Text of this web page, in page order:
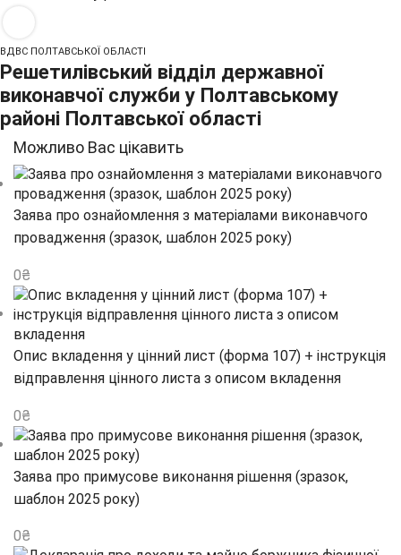
ВДВС ПОЛТАВСЬКОЇ ОБЛАСТІ
Решетилівський відділ державної
виконавчої служби у Полтавському
районі Полтавської області
Можливо Вас цікавить
Заява про ознайомлення з матеріалами виконавчого
провадження (зразок, шаблон 2025 року)
0₴
Опис вкладення у цінний лист (форма 107) + інструкція
відправлення цінного листа з описом вкладення
0₴
Заява про примусове виконання рішення (зразок,
шаблон 2025 року)
0₴